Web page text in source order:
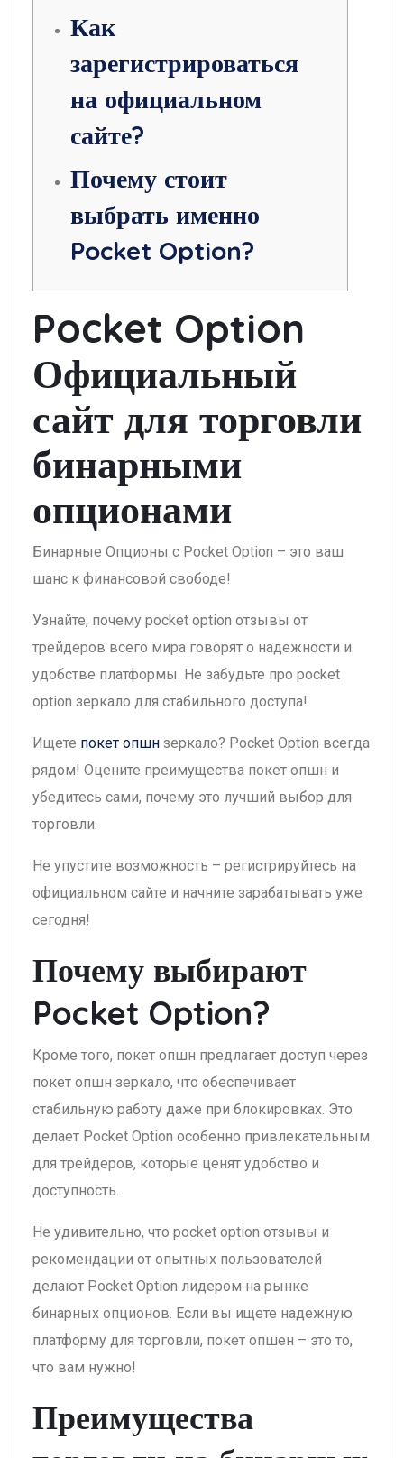
Как
зарегистрироваться
на официальном
сайте?
Почему стоит
выбрать именно
Pocket Option?
Pocket Option
Официальный
сайт для торговли
бинарными
опционами
Бинарные Опционы с Pocket Option – это ваш
шанс к финансовой свободе!
Узнайте, почему pocket option отзывы от
трейдеров всего мира говорят о надежности и
удобстве платформы. Не забудьте про pocket
option зеркало для стабильного доступа!
Ищете покет опшн зеркало? Pocket Option всегда
рядом! Оцените преимущества покет опшн и
убедитесь сами, почему это лучший выбор для
торговли.
Не упустите возможность – регистрируйтесь на
официальном сайте и начните зарабатывать уже
сегодня!
Почему выбирают
Pocket Option?
Кроме того, покет опшн предлагает доступ через
покет опшн зеркало, что обеспечивает
стабильную работу даже при блокировках. Это
делает Pocket Option особенно привлекательным
для трейдеров, которые ценят удобство и
доступность.
Не удивительно, что pocket option отзывы и
рекомендации от опытных пользователей
делают Pocket Option лидером на рынке
бинарных опционов. Если вы ищете надежную
платформу для торговли, покет опшен – это то,
что вам нужно!
Преимущества